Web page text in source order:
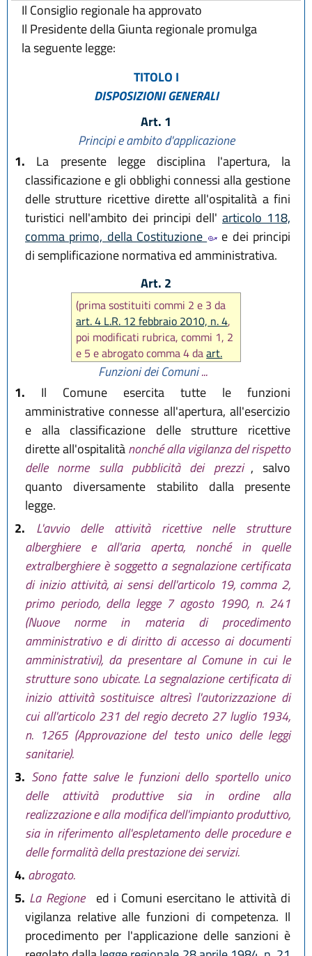
Il Consiglio regionale ha approvato
Il Presidente della Giunta regionale promulga
la seguente legge:
TITOLO I
DISPOSIZIONI GENERALI
Art. 1
Principi e ambito d'applicazione
1. La presente legge disciplina l'apertura, la
classificazione e gli obblighi connessi alla gestione
delle strutture ricettive dirette all'ospitalità a fini
turistici nell'ambito dei principi dell' articolo 118,
comma primo, della Costituzione
e dei principi
di semplificazione normativa ed amministrativa.
Art. 2
(prima sostituiti commi 2 e 3 da
art. 4 L.R. 12 febbraio 2010, n. 4,
poi modificati rubrica, commi 1, 2
e 5 e abrogato comma 4 daart.
19 L.R. 25 marzo 2016, n. 4
Funzioni dei Comuni...
1. Il Comune esercita tutte le funzioni
amministrative connesse all'apertura, all'esercizio
e alla classificazione delle strutture ricettive
dirette all'ospitalitànonché alla vigilanza del rispetto
delle norme sulla pubblicità dei prezzi , salvo
quanto diversamente stabilito dalla presente
legge.
2.
L'avvio delle attività ricettive nelle strutture
alberghiere e all'aria aperta, nonché in quelle
extralberghiere è soggetto a segnalazione certificata
di inizio attività, ai sensi dell'articolo 19, comma 2,
primo periodo, della legge 7 agosto 1990, n. 241
(Nuove norme in materia di procedimento
amministrativo e di diritto di accesso ai documenti
amministrativi), da presentare al Comune in cui le
strutture sono ubicate. La segnalazione certificata di
inizio attività sostituisce altresì l'autorizzazione di
cui all'articolo 231 del regio decreto 27 luglio 1934,
n. 1265 (Approvazione del testo unico delle leggi
sanitarie).
3. Sono fatte salve le funzioni dello sportello unico
delle attività produttive sia in ordine alla
realizzazione e alla modifica dell'impianto produttivo,
sia in riferimento all'espletamento delle procedure e
delle formalità della prestazione dei servizi.
4. abrogato.
5. La Regione
ed i Comuni esercitano le attività di
vigilanza relative alle funzioni di competenza. Il
procedimento per l'applicazione delle sanzioni è